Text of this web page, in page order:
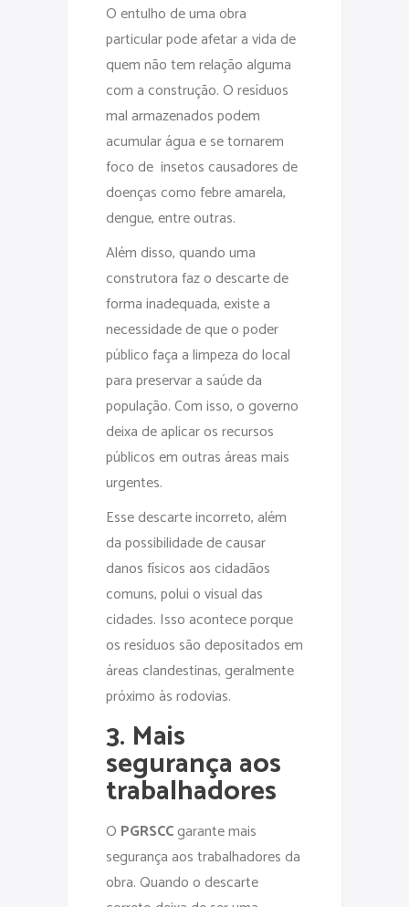
O entulho de uma obra
particular pode afetar a vida de
quem não tem relação alguma
com a construção. O resíduos
mal armazenados podem
acumular água e se tornarem
foco de insetos causadores de
doenças como febre amarela,
dengue, entre outras.
Além disso, quando uma
construtora faz o descarte de
forma inadequada, existe a
necessidade de que o poder
público faça a limpeza do local
para preservar a saúde da
população. Com isso, o governo
deixa de aplicar os recursos
públicos em outras áreas mais
urgentes.
Esse descarte incorreto, além
da possibilidade de causar
danos físicos aos cidadãos
comuns, polui o visual das
cidades. Isso acontece porque
os resíduos são depositados em
áreas clandestinas, geralmente
próximo às rodovias.
3. Mais
segurança aos
trabalhadores
O PGRSCCgarante mais
segurança aos trabalhadores da
obra. Quando o descarte